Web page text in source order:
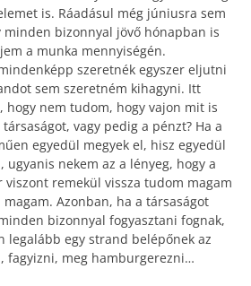
is. Ráadásul még júniusra sem
bizonnyal jövő hónapban is
a munka mennyiségén.
szeretnék egyszer eljutni
sem szeretném kihagyni. Itt
hogy nem tudom, hogy vajon mit is
vagy pedig a pénzt? Ha a
egyedül megyek el, hisz egyedül
ugyanis nekem az a lényeg, hogy a
viszont remekül vissza tudom magam
Azonban, ha a társaságot
bizonnyal fogyasztani fognak,
legalább egy strand belépőnek az
fagyizni, meg hamburgerezni…